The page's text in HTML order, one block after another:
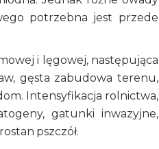
potrzebna jest przede
i lęgowej, następująca
gęsta zabudowa terenu,
Intensyfikacja rolnictwa,
gatunki inwazyjne,
pszczół.